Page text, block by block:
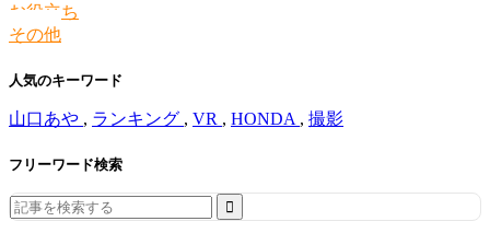
お役立ち
その他
人気のキーワード
山口あや , ランキング , VR , HONDA , 撮影
フリーワード検索
Search
for: